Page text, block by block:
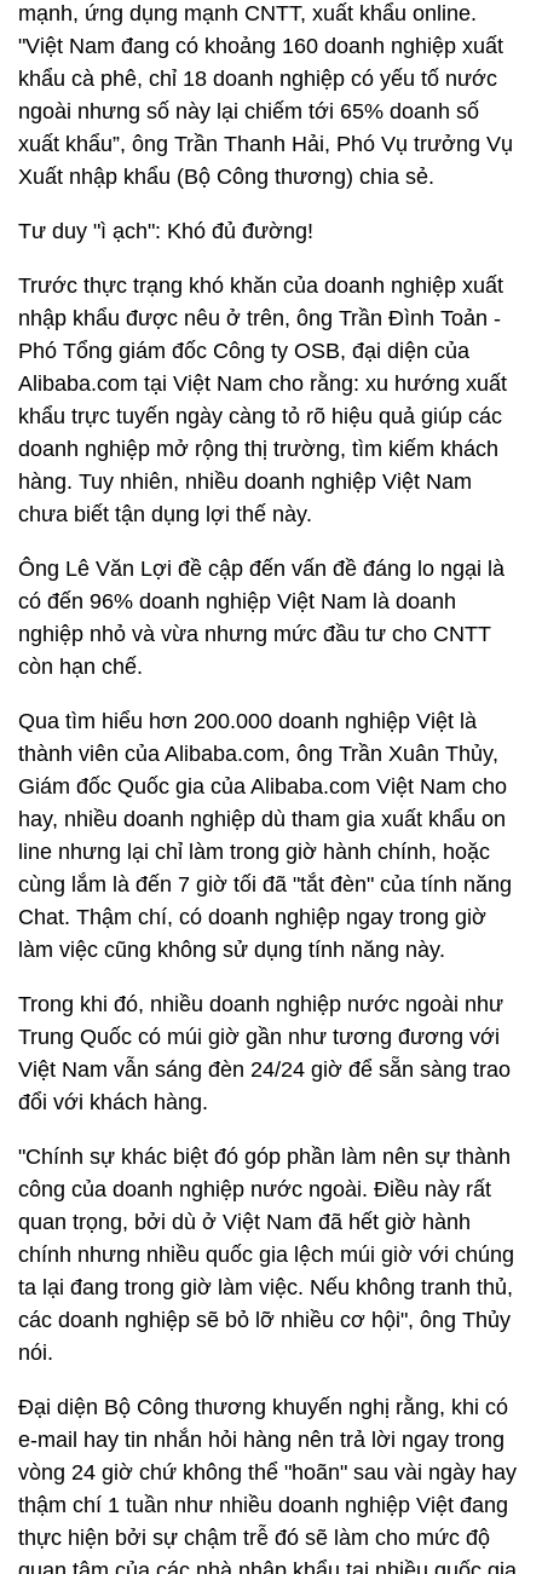
mạnh, ứng dụng mạnh CNTT, xuất khẩu online.
"Việt Nam đang có khoảng 160 doanh nghiệp xuất
khẩu cà phê, chỉ 18 doanh nghiệp có yếu tố nước
ngoài nhưng số này lại chiếm tới 65% doanh số
xuất khẩu”, ông Trần Thanh Hải, Phó Vụ trưởng Vụ
Xuất nhập khẩu (Bộ Công thương) chia sẻ.
Tư duy "ì ạch": Khó đủ đường!
Trước thực trạng khó khăn của doanh nghiệp xuất
nhập khẩu được nêu ở trên, ông Trần Đình Toản -
Phó Tổng giám đốc Công ty OSB, đại diện của
Alibaba.com tại Việt Nam cho rằng: xu hướng xuất
khẩu trực tuyến ngày càng tỏ rõ hiệu quả giúp các
doanh nghiệp mở rộng thị trường, tìm kiếm khách
hàng. Tuy nhiên, nhiều doanh nghiệp Việt Nam
chưa biết tận dụng lợi thế này.
Ông Lê Văn Lợi đề cập đến vấn đề đáng lo ngại là
có đến 96% doanh nghiệp Việt Nam là doanh
nghiệp nhỏ và vừa nhưng mức đầu tư cho CNTT
còn hạn chế.
Qua tìm hiểu hơn 200.000 doanh nghiệp Việt là
thành viên của Alibaba.com, ông Trần Xuân Thủy,
Giám đốc Quốc gia của Alibaba.com Việt Nam cho
hay, nhiều doanh nghiệp dù tham gia xuất khẩu on
line nhưng lại chỉ làm trong giờ hành chính, hoặc
cùng lắm là đến 7 giờ tối đã "tắt đèn" của tính năng
Chat. Thậm chí, có doanh nghiệp ngay trong giờ
làm việc cũng không sử dụng tính năng này.
Trong khi đó, nhiều doanh nghiệp nước ngoài như
Trung Quốc có múi giờ gần như tương đương với
Việt Nam vẫn sáng đèn 24/24 giờ để sẵn sàng trao
đổi với khách hàng.
"Chính sự khác biệt đó góp phần làm nên sự thành
công của doanh nghiệp nước ngoài. Điều này rất
quan trọng, bởi dù ở Việt Nam đã hết giờ hành
chính nhưng nhiều quốc gia lệch múi giờ với chúng
ta lại đang trong giờ làm việc. Nếu không tranh thủ,
các doanh nghiệp sẽ bỏ lỡ nhiều cơ hội", ông Thủy
nói.
Đại diện Bộ Công thương khuyến nghị rằng, khi có
e-mail hay tin nhắn hỏi hàng nên trả lời ngay trong
vòng 24 giờ chứ không thể "hoãn" sau vài ngày hay
thậm chí 1 tuần như nhiều doanh nghiệp Việt đang
thực hiện bởi sự chậm trễ đó sẽ làm cho mức độ